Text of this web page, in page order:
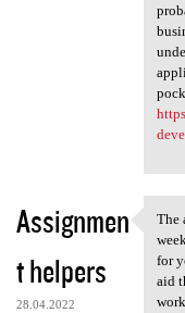
Assignmen
t helpers
28.04.2022
The
The
for
aid